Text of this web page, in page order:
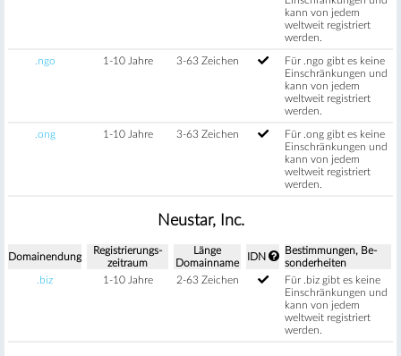
kann von jedem
weltweit registriert
werden.
.ngo 1-10 Jahre 3-63 Zeichen
Für .ngo gibt es keine
Einschränkungen und
kann von jedem
weltweit registriert
werden.
.ong 1-10 Jahre 3-63 Zeichen
Für .ong gibt es keine
Einschränkungen und
kann von jedem
weltweit registriert
werden.
Neustar, Inc.
Domain­endung
Regis­trierungs­
zeitraum
Länge
Domain­name
IDN
Be­stimm­ungen, Be­
sonder­heiten
.biz
1-10 Jahre 2-63 Zeichen
Für .biz gibt es keine
Einschränkungen und
kann von jedem
weltweit registriert
werden.